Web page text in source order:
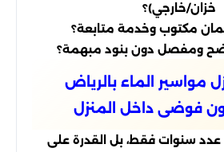
خزان/خارجي)؟
مكتوب وخدمة متابعة؟
ومفصل دون بنود مبهمة؟
مواسير الماء بالرياض
فوضى داخل المنزل
عدد سنوات فقط، بل القدرة على